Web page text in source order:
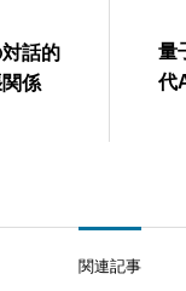
話的
係
量
代
関連記事